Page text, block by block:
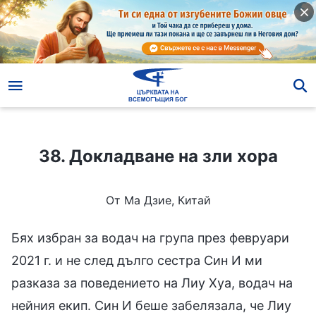
38. Докладване на зли хора
38. Докладване на зли хора
От Ма Дзие, Китай
Бях избран за водач на група през февруари
2021 г. и не след дълго сестра Син И ми
разказа за поведението на Лиу Хуа, водач на
нейния екип. Син И беше забелязала, че Лиу